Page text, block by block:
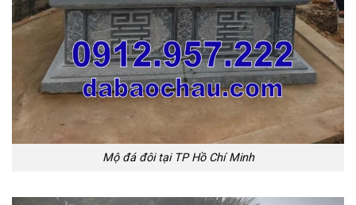
Mộ đá đôi tại TP Hồ Chí Minh